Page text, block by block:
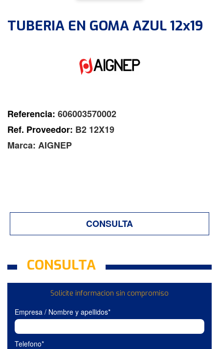
TUBERIA EN GOMA AZUL 12x19
Referencia: 606003570002
Ref. Proveedor: B2 12X19
Marca: AIGNEP
CONSULTA
CONSULTA
Solicite informacion sin compromiso
Empresa / Nombre y apellidos*
Telefono*